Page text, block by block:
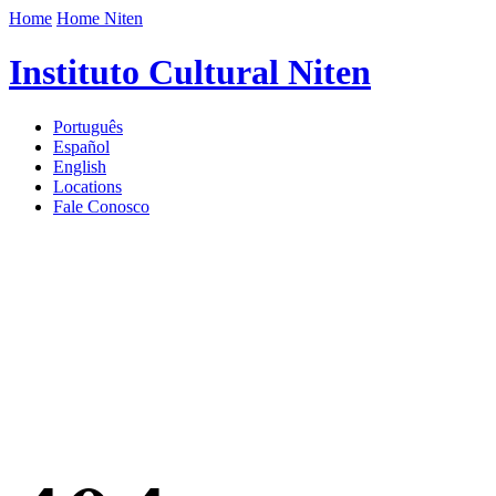
Home Home Niten
Instituto Cultural Niten
Português
Español
English
Locations
Fale Conosco